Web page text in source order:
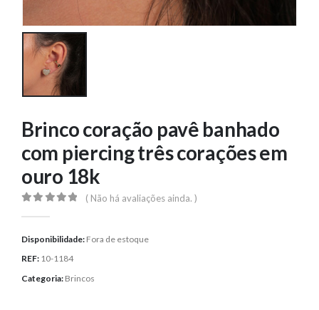
Brinco coração pavê banhado
com piercing três corações em
ouro 18k
( Não há avaliações ainda. )
Disponibilidade: Fora de estoque
REF: 10-1184
Categoria: Brincos